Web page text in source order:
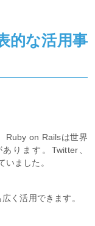
的な活用事
Ruby on Railsは世界
ります。Twitter、
ました。
く活用できます。